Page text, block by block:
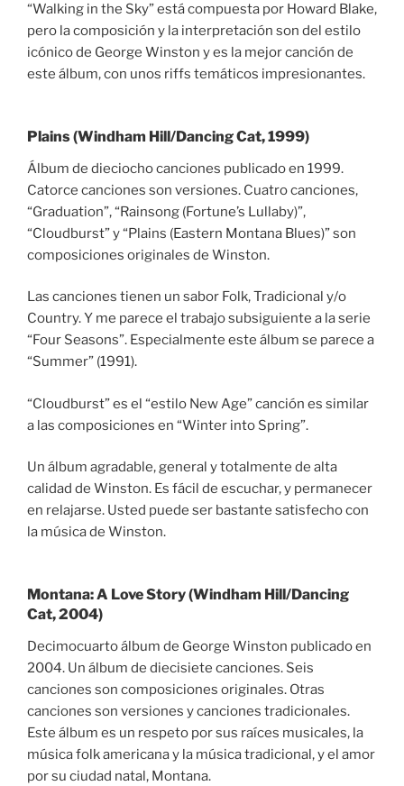
“Walking in the Sky” está compuesta por Howard Blake,
pero la composición y la interpretación son del estilo
icónico de George Winston y es la mejor canción de
este álbum, con unos riffs temáticos impresionantes.
Plains (Windham Hill/Dancing Cat, 1999)
Álbum de dieciocho canciones publicado en 1999.
Catorce canciones son versiones. Cuatro canciones,
“Graduation”, “Rainsong (Fortune’s Lullaby)”,
“Cloudburst” y “Plains (Eastern Montana Blues)” son
composiciones originales de Winston.
Las canciones tienen un sabor Folk, Tradicional y/o
Country. Y me parece el trabajo subsiguiente a la serie
“Four Seasons”. Especialmente este álbum se parece a
“Summer” (1991).
“Cloudburst” es el “estilo New Age” canción es similar
a las composiciones en “Winter into Spring”.
Un álbum agradable, general y totalmente de alta
calidad de Winston. Es fácil de escuchar, y permanecer
en relajarse. Usted puede ser bastante satisfecho con
la música de Winston.
Montana: A Love Story (Windham Hill/Dancing
Cat, 2004)
Decimocuarto álbum de George Winston publicado en
2004. Un álbum de diecisiete canciones. Seis
canciones son composiciones originales. Otras
canciones son versiones y canciones tradicionales.
Este álbum es un respeto por sus raíces musicales, la
música folk americana y la música tradicional, y el amor
por su ciudad natal, Montana.